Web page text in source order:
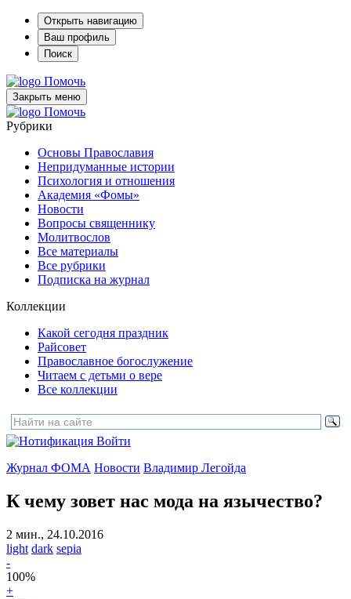
Открыть навигацию
Ваш профиль
Поиск
Помочь
Закрыть меню
Помочь
Рубрики
Основы Православия
Непридуманные истории
Психология и отношения
Академия «Фомы»
Новости
Вопросы священнику
Молитвослов
Все материалы
Все рубрики
Подписка на журнал
Коллекции
Какой сегодня праздник
Райсовет
Православное богослужение
Читаем с детьми о вере
Все коллекции
Войти
Журнал ФОМА Новости Владимир Легойда
К чему зовет нас мода на язычество?
2 мин., 24.10.2016
light dark sepia
-
100%
+